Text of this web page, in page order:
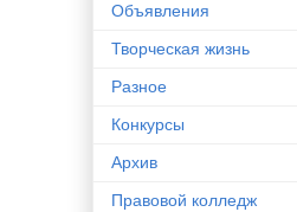
Объявления
Творческая жизнь
Разное
Конкурсы
Архив
Правовой колледж